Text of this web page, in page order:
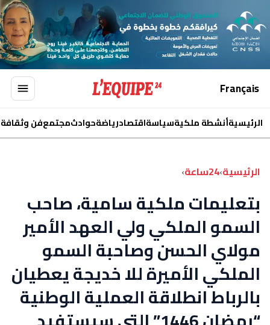
Français
الرئيسيةأنشطة ملكيةسياسةاقتصادرياضةحوادثمجتمعفن وثقافة
الرئيسية›24ساعة ›
بتعليمات ملكية سامية، صاحب
السمو الملكي ولي العهد الأمير
مولاي الحسن وصاحبة السمو
الملكي الأميرة للا خديجة يعطيان
بالرباط انطلاقة العملية الوطنية